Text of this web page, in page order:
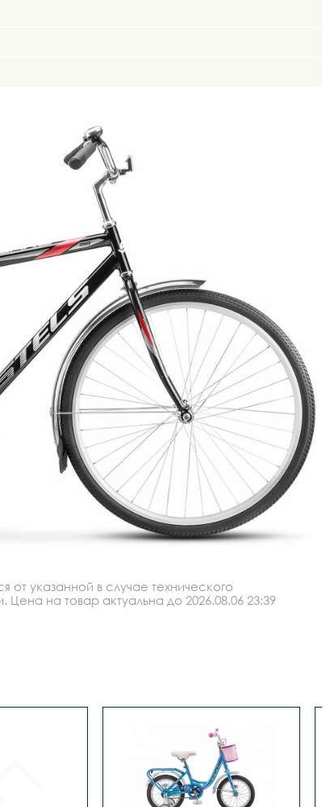
от указанной в случае технического
на товар актуальна до 2026.08.06 23:39